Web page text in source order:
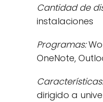
Cantidad de
instalaciones
Programas:
OneNote,
Características:
dirigido a